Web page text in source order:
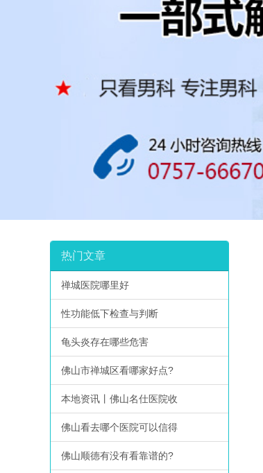
热门文章
禅城医院哪里好
性功能低下检查与判断
龟头炎存在哪些危害
佛山市禅城区看哪家好点?
本地资讯丨佛山名仕医院收
佛山看去哪个医院可以信得
佛山顺德有没有看靠谱的?